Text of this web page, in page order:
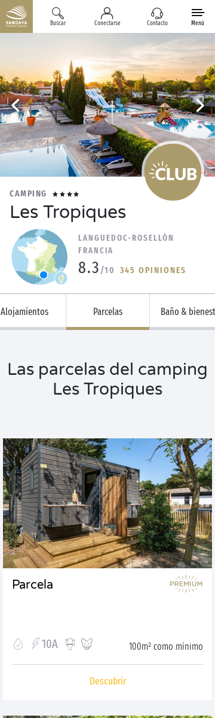
Buscar Conectarse Contacto Menú
CAMPING
Les Tropiques
LANGUEDOC-ROSELLÓN
FRANCIA
8.3 /10 345 OPINIONES
Alojamientos Parcelas Baño &
Las parcelas del camping
Les Tropiques
Parcela
10A 100m² como mínimo
Descubrir